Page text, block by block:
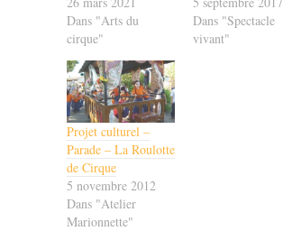
Dans "Arts du
cirque"
Dans "Spectacle
vivant"
Projet culturel –
Parade – La Roulotte
de Cirque
5 novembre 2012
Dans "Atelier
Marionnette"